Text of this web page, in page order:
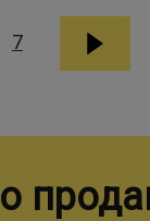
7